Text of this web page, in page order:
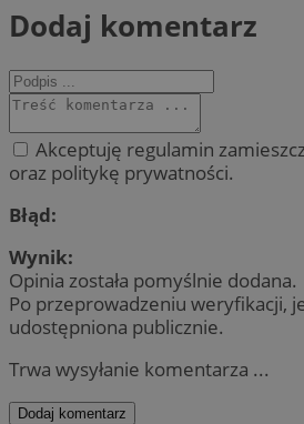
Dodaj komentarz
Akceptuję regulamin
oraz politykę prywatności.
Błąd:
Wynik:
Opinia została pomyślnie dodana.
Po przeprowadzeniu weryfikacji,
udostępniona publicznie.
Trwa wysyłanie komentarza ...
Dodaj komentarz